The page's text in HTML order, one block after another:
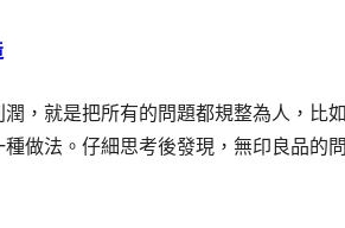
，就是把所有的問題都規整為人，比
做法。仔細思考後發現，無印良品的